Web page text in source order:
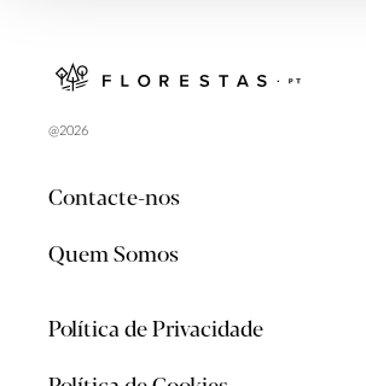
@2026
Contacte-nos
Quem Somos
Política de Privacidade